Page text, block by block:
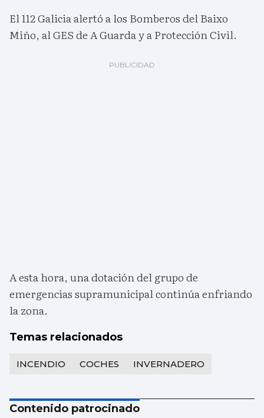
El 112 Galicia alertó a los Bomberos del Baixo
Miño, al GES de A Guarda y a Protección Civil.
A esta hora, una dotación del grupo de
emergencias supramunicipal continúa enfriando
la zona.
Temas relacionados
INCENDIO COCHES INVERNADERO
Contenido patrocinado